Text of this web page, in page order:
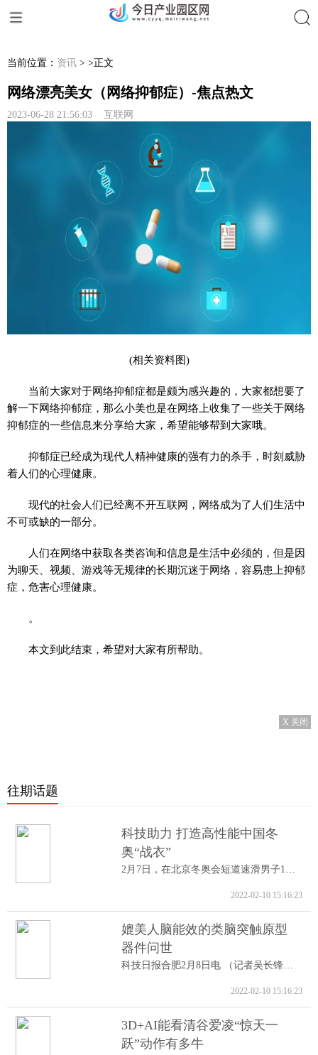
当前位置： 资讯 > >正文
网络漂亮美女（网络抑郁症）-焦点热文
2023-06-28 21:56:03 互联网
(相关资料图)
当前大家对于网络抑郁症都是颇为感兴趣的，大家都想要了
解一下网络抑郁症，那么小美也是在网络上收集了一些关于网络
抑郁症的一些信息来分享给大家，希望能够帮到大家哦。
抑郁症已经成为现代人精神健康的强有力的杀手，时刻威胁
着人们的心理健康。
现代的社会人们已经离不开互联网，网络成为了人们生活中
不可或缺的一部分。
人们在网络中获取各类咨询和信息是生活中必须的，但是因
为聊天、视频、游戏等无规律的长期沉迷于网络，容易患上抑郁
症，危害心理健康。
。
本文到此结束，希望对大家有所帮助。
X 关闭
往期话题
科技助力 打造高性能中国冬
奥“战衣”
2022-02-10 15:16:23
媲美人脑能效的类脑突触原型
器件问世
2022-02-10 15:16:23
3D+AI能看清谷爱凌“惊天一
跃”动作有多牛